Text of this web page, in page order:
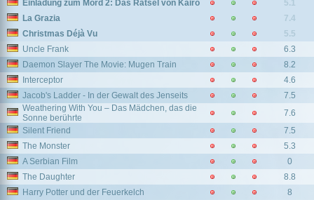
Einladung zum Mord 2: Das Rätsel von Kairo
5.1
La Grazia
7.4
Christmas Déjà Vu
5.5
Uncle Frank
6.3
Daemon Slayer The Movie: Mugen Train
8.2
Interceptor
4.6
Jacob's Ladder - In der Gewalt des Jenseits
7.5
Weathering With You – Das Mädchen, das die
Sonne berührte
7.6
Silent Friend
7.5
The Monster
5.3
A Serbian Film
0
The Daughter
8.8
Harry Potter und der Feuerkelch
8